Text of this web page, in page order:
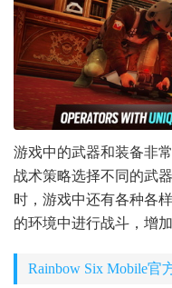
游戏中的武器和装备非
战术策略选择不同的武
时，游戏中还有各种各
的环境中进行战斗，增
Rainbow Six Mobile官